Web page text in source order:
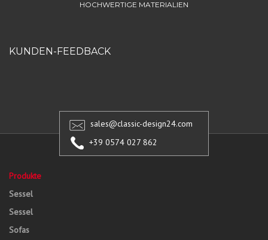
HOCHWERTIGE MATERIALIEN
KUNDEN-FEEDBACK
sales@classic-design24.com
+39 0574 027 862
Produkte
Sessel
Sessel
Sofas